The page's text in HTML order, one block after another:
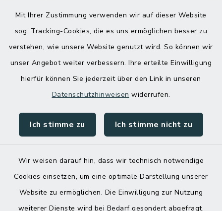
Mit Ihrer Zustimmung verwenden wir auf dieser Website
sog. Tracking-Cookies, die es uns ermöglichen besser zu
verstehen, wie unsere Website genutzt wird. So können wir
unser Angebot weiter verbessern. Ihre erteilte Einwilligung
hierfür können Sie jederzeit über den Link in unseren
Datenschutzhinweisen widerrufen.
Ich stimme zu Ich stimme nicht zu
Wir weisen darauf hin, dass wir technisch notwendige
Cookies einsetzen, um eine optimale Darstellung unserer
Website zu ermöglichen. Die Einwilligung zur Nutzung
weiterer Dienste wird bei Bedarf gesondert abgefragt.
Kontakt
Datenschutz
Impressum